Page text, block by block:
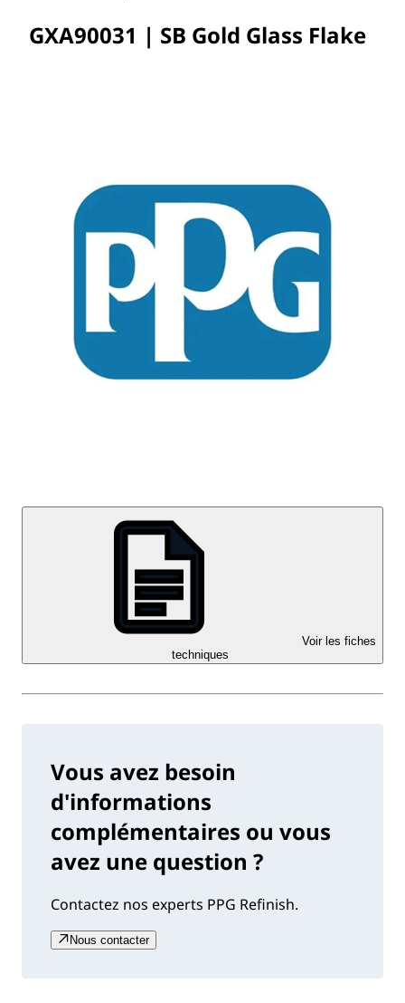
GXA90031 | SB Gold Glass Flake
Voir les fiches
techniques
Vous avez besoin
d'informations
complémentaires ou vous
avez une question ?
Contactez nos experts PPG Refinish.
Nous contacter